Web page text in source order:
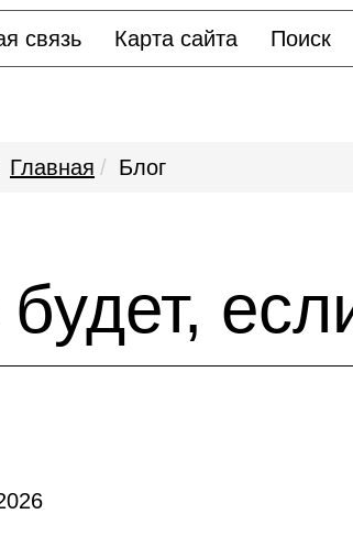
связь Карта сайта Поиск
Главная Блог